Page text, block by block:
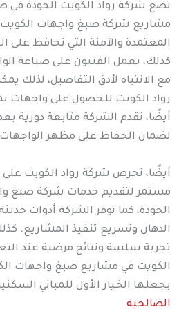
تضع شركة رواد الكويت الجودة
مشاريع شركة صبغ واجهات الكويت،
المعتمدة والآمنة التي تحافظ على
كذلك، يعمل الفنيون على صباغة
مع الانتباه لأدق التفاصيل، لذلك
رواد الكويت للحصول على واجهات
أيضًا، تقدم الشركة متابعة دورية
لضمان الحفاظ على مظهر
أيضًا، تحرص شركة رواد الكويت
مستمر لتقديم خدمات شركة صبغ
الجودة، كما توفر الشركة أدوات
الدهان وتسريع تنفيذ المشاريع.
تجربة سلسة ونتائج مرضية عند
الكويت في مشاريع صبغ واجهات
يجعلها الخيار الأول للمباني
الصالحية